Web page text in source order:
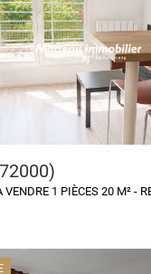
VENDRE 1 PIÈCES 20 M² -